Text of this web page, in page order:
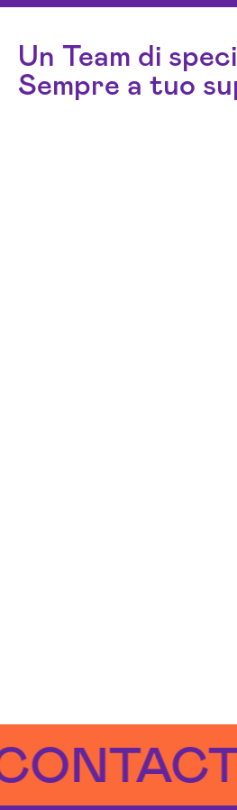
Un Team di
Sempre a tuo